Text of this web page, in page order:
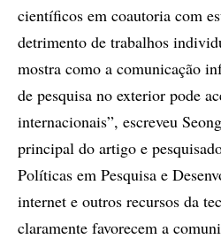
científicos em coautoria com
detrimento de trabalhos
mostra como a comunicação
de pesquisa no exterior pode
internacionais”, escreveu
principal do artigo e
Políticas em Pesquisa e
internet e outros recursos da
claramente favorecem a